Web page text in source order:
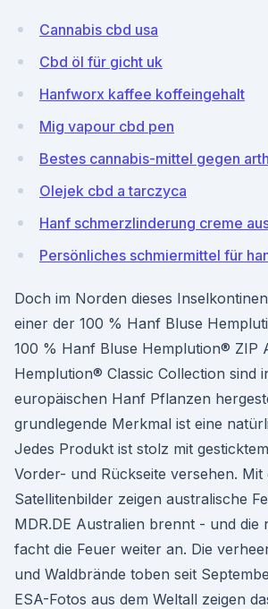
Cannabis cbd usa
Cbd öl für gicht uk
Hanfworx kaffee koffeingehalt
Mig vapour cbd pen
Bestes cannabis-mittel gegen
Olejek cbd a tarczyca
Hanf schmerzlinderung creme
Persönliches schmiermittel für
Doch im Norden dieses
einer der 100 % Hanf Bluse
100 % Hanf Bluse Hemplution® ZIP
Hemplution® Classic Collection sind
europäischen Hanf Pflanzen
grundlegende Merkmal ist eine
Jedes Produkt ist stolz mit
Vorder- und Rückseite versehen. Mit
Satellitenbilder zeigen australische
MDR.DE Australien brennt - und die
facht die Feuer weiter an. Die
und Waldbrände toben seit
ESA-Fotos aus dem Weltall zeigen